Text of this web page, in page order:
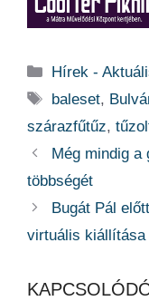
Kategória
Hírek -
Címkék
baleset,
szárazfűtűz,
Még mindig
többségét
Bugát Pál
virtuális kiállítása